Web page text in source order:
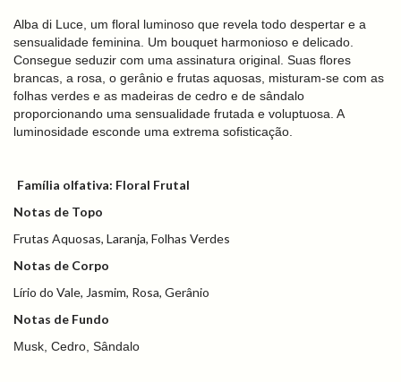
Alba di Luce, um floral luminoso que revela todo despertar e a
sensualidade feminina. Um bouquet harmonioso e delicado.
Consegue seduzir com uma assinatura original. Suas flores
brancas, a rosa, o gerânio e frutas aquosas, misturam-se com as
folhas verdes e as madeiras de cedro e de sândalo
proporcionando uma sensualidade frutada e voluptuosa. A
luminosidade esconde uma extrema sofisticação.
Família olfativa: Floral Frutal
Notas de Topo
Frutas Aquosas, Laranja, Folhas Verdes
Notas de Corpo
Lírio do Vale, Jasmim, Rosa, Gerânio
Notas de Fundo
Musk, Cedro, Sândalo